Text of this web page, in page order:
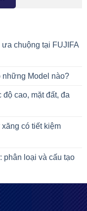
chuộng tại FUJIFA
những Model nào?
cao, mặt đất, đa
có tiết kiệm
phân loại và cấu tạo